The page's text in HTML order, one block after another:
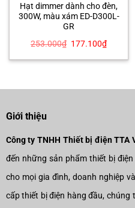
Hạt dimmer dành cho đèn,
300W, màu xám ED-D300L-
GR
253.000₫ Giá
là:
177.100₫Giá
hiện
tại
Giới thiệu
Công ty TNHH Thiết bị điện TTA
đến những sản phẩm thiết bị
cho mọi gia đình, doanh nghiệp
cấp thiết bị điện hàng đầu,